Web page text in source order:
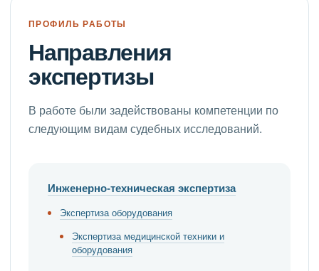
ПРОФИЛЬ РАБОТЫ
Направления
экспертизы
В работе были задействованы компетенции по
следующим видам судебных исследований.
Инженерно-техническая экспертиза
Экспертиза оборудования
Экспертиза медицинской техники и
оборудования